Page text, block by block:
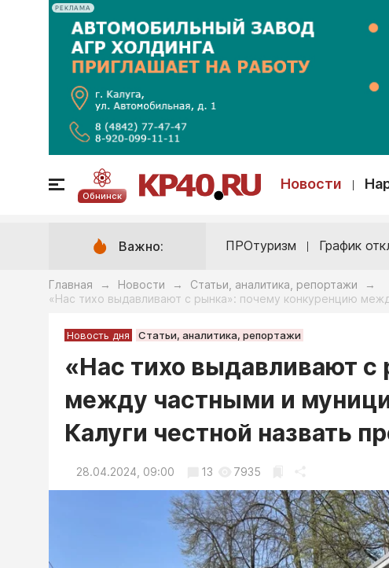
РЕКЛАМА
Обнинск
Новости
Важно: ПРОтуризм График
Главная → Новости → Статьи, аналитика, репортажи →
«Нас тихо выдавливают с рынка»: почему конкуренцию
Новость дня Статьи, аналитика, репортажи
«Нас тихо выдавливают
между частными и
Калуги честной назвать
28.04.2024, 09:00 13 7935